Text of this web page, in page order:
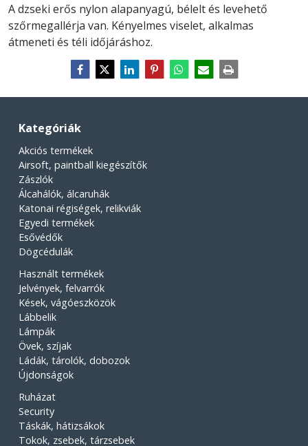
A dzseki erős nylon alapanyagú, bélelt és levehető
szőrmegallérja van. Kényelmes viselet, alkalmas
átmeneti és téli időjáráshoz.
Kategóriák
Akciós termékek
Airsoft, paintball kiegészítők
Zászlók
Álcahálók, álcaruhák
Katonai régiségek, relikviák
Egyedi termékek
Esővédők
Dögcédulák
Használt termékek
Jelvények, felvarrók
Kések, vágóeszközök
Lábbelik
Lámpák
Övek, szíjak
Ládák, tárolók, dobozok
Újdonságok
Ruházat
Security
Táskák, hátizsákok
Tokok, zsebek, tárzsebek